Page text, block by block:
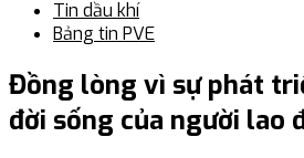
Tin dầu khí
Bảng tin PVE
Đồng lòng vì sự phát
đời sống của người lao